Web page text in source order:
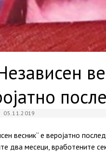
05.11.2019
весник“ е веројатно
два месеци, вработените